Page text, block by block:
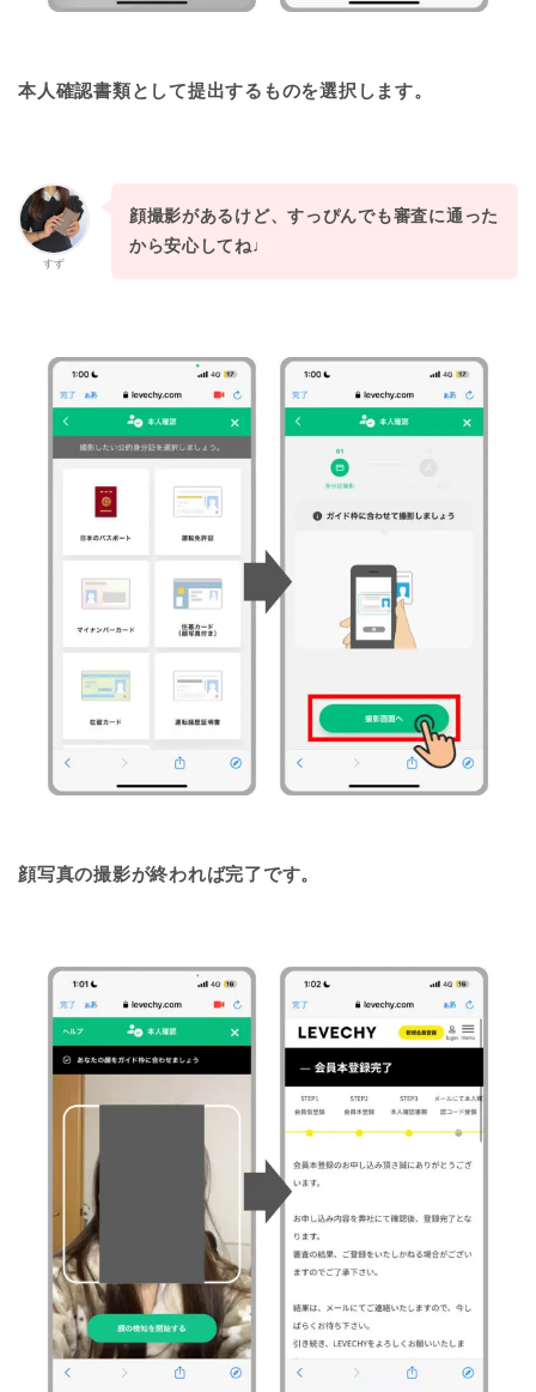
本人確認書類として提出するものを選択します。
すず
顔撮影があるけど、すっぴんでも審査に通った
から安心してね♩
顔写真の撮影が終われば完了です。